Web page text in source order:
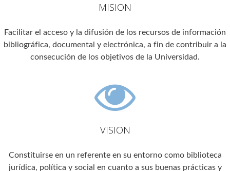
MISION
Facilitar el acceso y la difusión de los recursos de información
bibliográfica, documental y electrónica, a fin de contribuir a la
consecución de los objetivos de la Universidad.
VISION
Constituirse en un referente en su entorno como biblioteca
jurídica, política y social en cuanto a sus buenas prácticas y